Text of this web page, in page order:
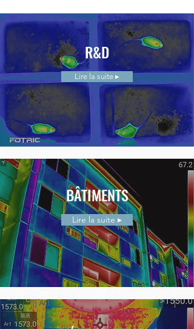
R&D
Lire la suite ▸
BÂTIMENTS
Lire la suite ▸